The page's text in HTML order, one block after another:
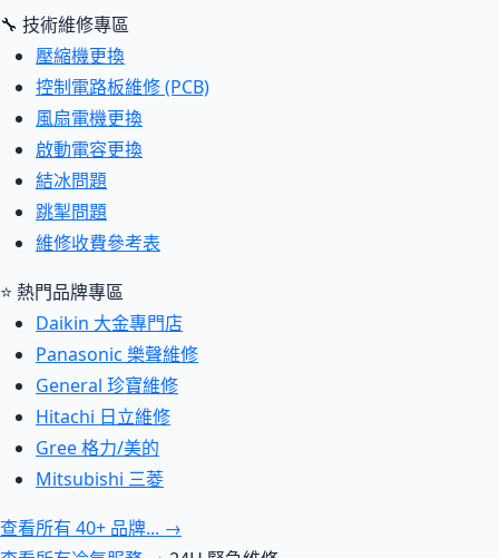
🔧 技術維修專區
壓縮機更換
控制電路板維修 (PCB)
風扇電機更換
啟動電容更換
結冰問題
跳掣問題
維修收費參考表
⭐ 熱門品牌專區
Daikin 大金專門店
Panasonic 樂聲維修
General 珍寶維修
Hitachi 日立維修
Gree 格力/美的
Mitsubishi 三菱
查看所有 40+ 品牌... →